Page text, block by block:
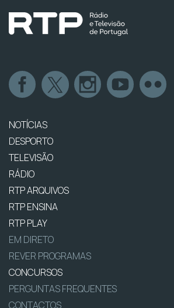
NOTÍCIAS
DESPORTO
TELEVISÃO
RÁDIO
RTP ARQUIVOS
RTP ENSINA
RTP PLAY
EM DIRETO
REVER PROGRAMAS
CONCURSOS
PERGUNTAS FREQUENTES
CONTACTOS